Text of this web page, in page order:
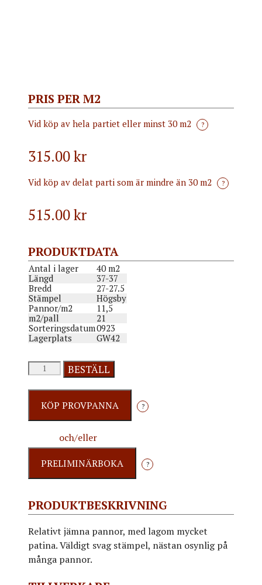
PRIS PER M2
Vid köp av hela partiet eller minst 30 m2 ?
315.00 kr
Vid köp av delat parti som är mindre än 30 m2 ?
515.00kr
PRODUKTDATA
Antal i lager
40 m2
Längd
37-37
Bredd
27-27.5
Stämpel
Högsby
Pannor/m2
11,5
m2/pall
21
Sorteringsdatum0923
Lagerplats
GW42
G2C3
BESTÄLL
?
och/eller
?
PRODUKTBESKRIVNING
Relativt jämna pannor, med lagom mycket
patina. Väldigt svag stämpel, nästan osynlig på
många pannor.